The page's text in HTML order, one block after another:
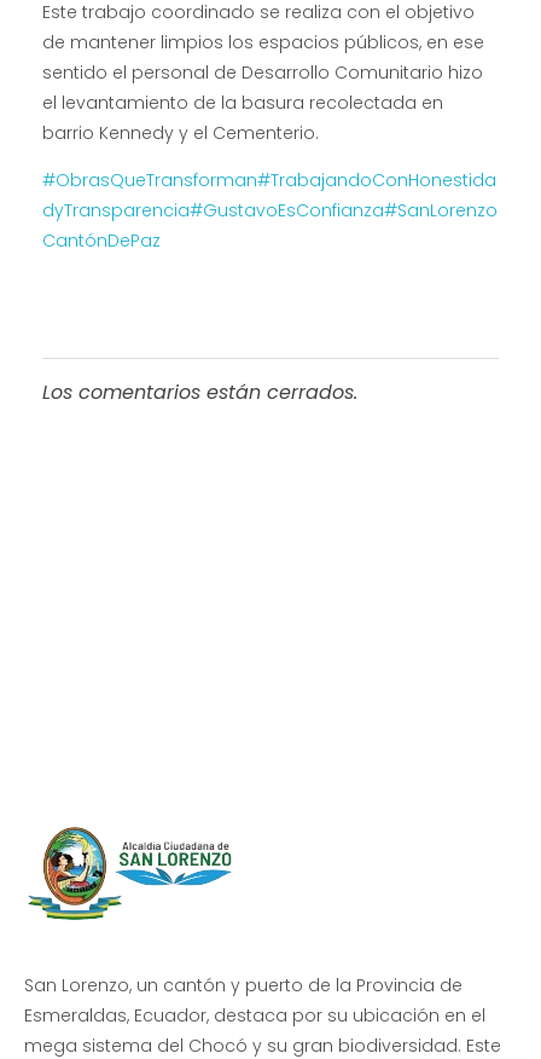
Este trabajo coordinado se realiza con el objetivo
de mantener limpios los espacios públicos, en ese
sentido el personal de Desarrollo Comunitario hizo
el levantamiento de la basura recolectada en
barrio Kennedy y el Cementerio.
#ObrasQueTransforman#TrabajandoConHonestida
dyTransparencia#GustavoEsConfianza#SanLorenzo
CantónDePaz
Los comentarios están cerrados.
San Lorenzo, un cantón y puerto de la Provincia de
Esmeraldas, Ecuador, destaca por su ubicación en el
mega sistema del Chocó y su gran biodiversidad. Este